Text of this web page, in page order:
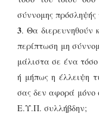
σύννομης πρόσληψής
3. Θα διερευνηθούν
περίπτωση μη
μάλιστα σε ένα
ή μήπως η έλλειψη
σας δεν αφορά μόνο
Ε.Υ.Π. συλλήβδην;